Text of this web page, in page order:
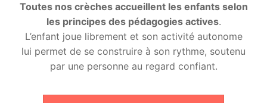
Toutes nos crèches accueillent les enfants selon
les principes des pédagogies actives.
L’enfant joue librement et son activité autonome
lui permet de se construire à son rythme, soutenu
par une personne au regard confiant.